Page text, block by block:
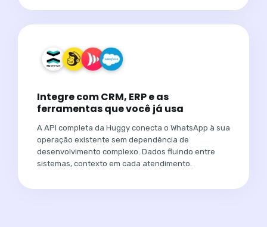
Integre com CRM, ERP e as
ferramentas que você já usa
A API completa da Huggy conecta o WhatsApp à sua
operação existente sem dependência de
desenvolvimento complexo. Dados fluindo entre
sistemas, contexto em cada atendimento.